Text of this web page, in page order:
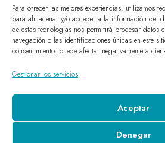
Para ofrecer las mejores experiencias, utilizamos
para almacenar y/o acceder a la información del
de estas tecnologías nos permitirá procesar datos
navegación o las identificaciones únicas en este
consentimiento, puede afectar negativamente a
Gestionar los servicios
Aceptar
Denegar